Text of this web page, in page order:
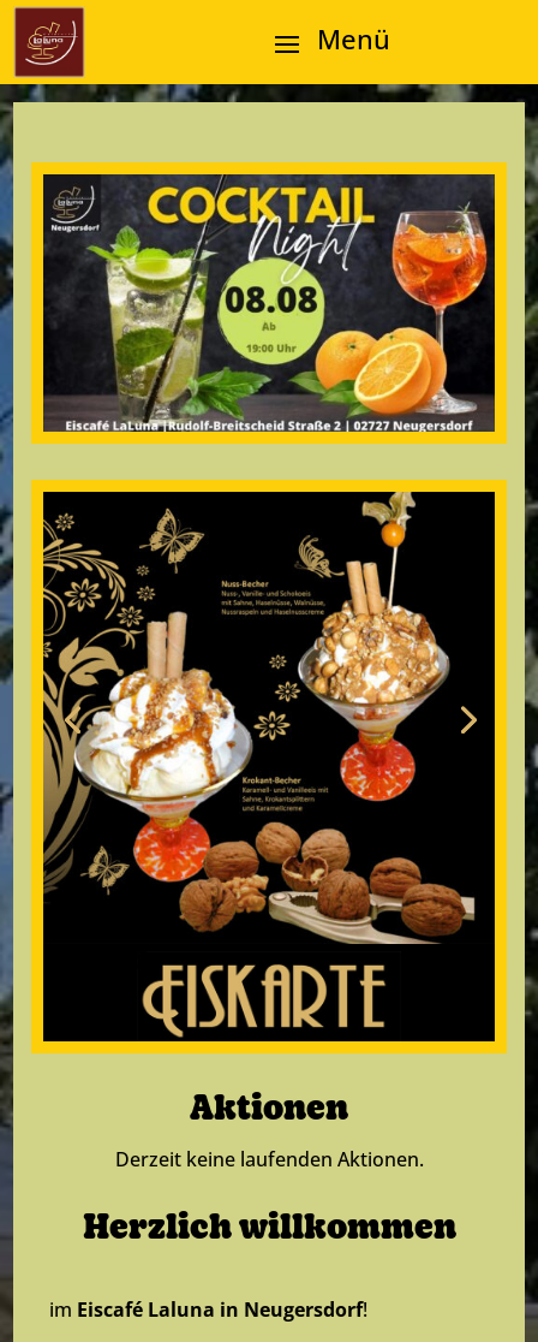
Aktionen
Derzeit keine laufenden Aktionen.
Herzlich willkommen
im Eiscafé Laluna in Neugersdorf!